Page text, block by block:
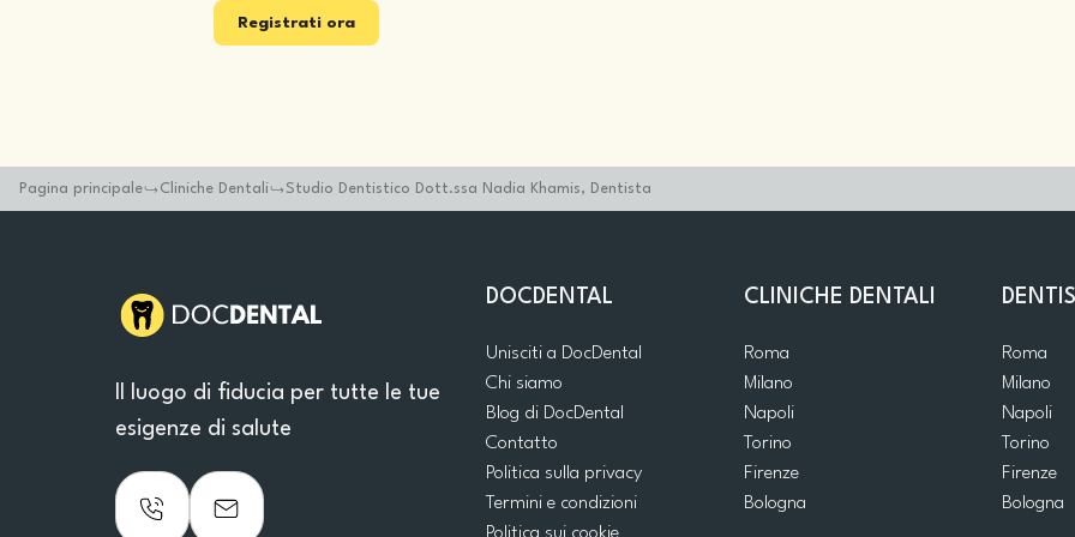
Registrati ora
Pagina principale Cliniche Dentali Studio Dentistico Dott.ssa Nadia Khamis, Dentista
Il luogo di fiducia per tutte le tue
esigenze di salute
DOCDENTAL
Unisciti a DocDental
Chi siamo
Blog di DocDental
Contatto
Politica sulla privacy
Termini e condizioni
CLINICHE DENTALI
Roma
Milano
Napoli
Torino
Firenze
Bologna
Roma
Milano
Napoli
Torino
Firenze
Bologna